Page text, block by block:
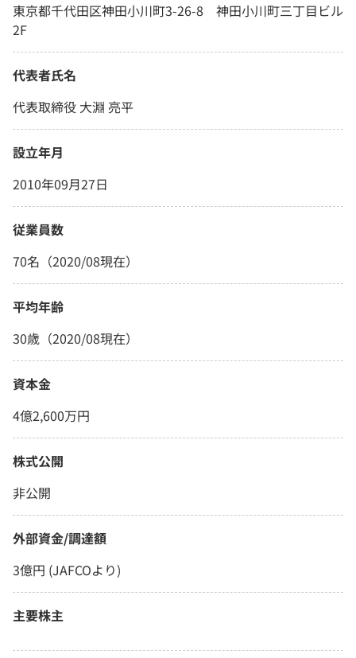
東京都千代田区神田小川町3-26-8 神田小川町三丁目ビル
2F
代表者氏名
代表取締役 大淵 亮平
設立年月
2010年09月27日
従業員数
70名（2020/08現在）
平均年齢
30歳（2020/08現在）
資本金
4億2,600万円
株式公開
非公開
外部資金/調達額
3億円 (JAFCOより)
主要株主